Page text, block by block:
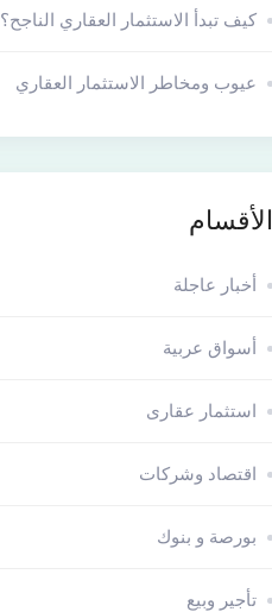
كيف تبدأ الاستثمار العقاري الناجح؟
عيوب ومخاطر الاستثمار العقاري
الأقسام
أخبار عاجلة
أسواق عربية
استثمار عقارى
اقتصاد وشركات
بورصة و بنوك
تأجير وبيع